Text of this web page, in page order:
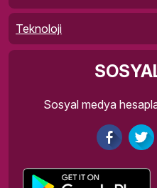
Teknoloji
Sosyal medya